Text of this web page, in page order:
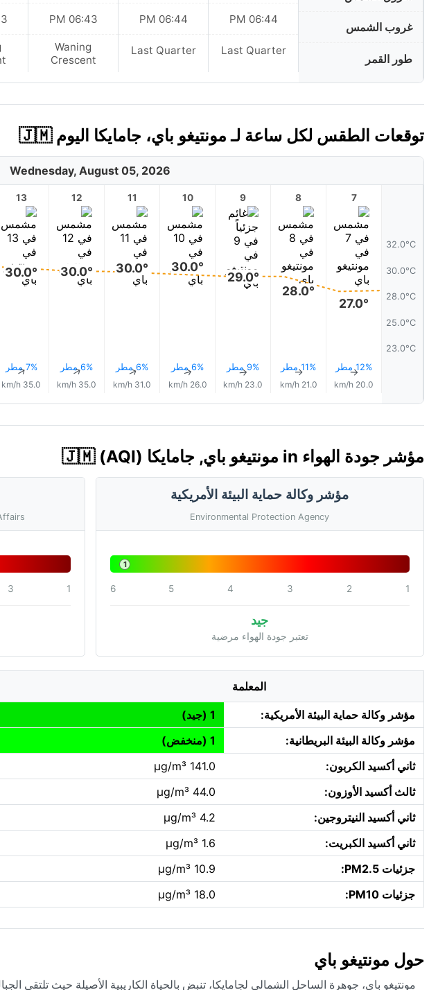
غروب الشمس
طور القمر
06:44 PM
Last Quarter
06:44 PM
Last Quarter
06:43 PM
Waning
Crescent
توقعات الطقس لكل ساعة لـ مونتيغو باي، جامايكا اليوم 🇯🇲
Wednesday, August 05, 2026
32.0°C
30.0°C
28.0°C
25.0°C
23.0°C
7
27.0°
12% مطر
↑
20.0 km/h
8
28.0°
11% مطر↑
21.0 km/h
9
29.0°
9% مطر↑
23.0 km/h
10
30.0°
6% مطر↑
26.0 km/h
11
30.0°
6% مطر↑
31.0 km/h
12
30.0°
6% مطر↑
35.0 km/h
13
30.0°
7% مطر↑
35.0 km/h
مؤشر جودة الهواء in مونتيغو باي, جامايكا 🇯🇲 (AQI)
مؤشر وكالة حماية البيئة الأمريكية
Environmental Protection Agency
1
1
2
3
4
5
6
جيد
تعتبر جودة الهواء مرضية
1
3
المعلمة
مؤشر وكالة حماية البيئة الأمريكية:
1 (جيد)
مؤشر وكالة البيئة البريطانية:
1 (منخفض)
ثاني أكسيد الكربون:
141.0 µg/m³
ثالث أكسيد الأوزون:
44.0 µg/m³
ثاني أكسيد النيتروجين:
4.2 µg/m³
ثاني أكسيد الكبريت:
1.6 µg/m³
جزئيات PM2.5:
10.9 µg/m³
جزئيات PM10:
18.0 µg/m³
حول مونتيغو باي
مونتيغو باي، جوهرة الساحل الشمالي لجامايكا، تنبض بالحياة الكاريبية الأصيلة حيث تلتقي